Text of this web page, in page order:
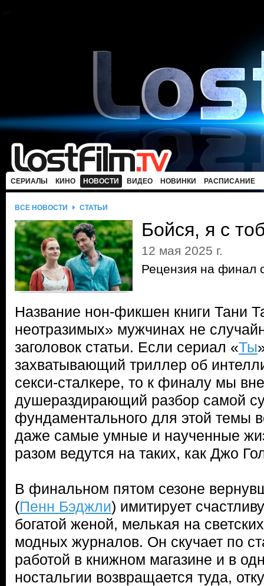
СЕРИАЛЫ КИНО НОВОСТИ ВИДЕО НОВИНКИ РАСПИСАНИЕ
ВСЕ НОВОСТИ СТАТЬИ
Бойся, я с
12 мая 2025 г.
Рецензия на финал
Название нон-фикшен книги Тани
неотразимых» мужчинах не
заголовок статьи. Если сериал «Ты
захватывающий триллер об
секси-сталкере, то к финалу мы
душераздирающий разбор самой
фундаментального для этой темы
даже самые умные и наученные
разом ведутся на таких, как Джо
В финальном пятом сезоне
(Пенн Бэджли) имитирует
богатой женой, мелькая на
модных журналов. Он скучает по
работой в книжном магазине и в
ностальгии возвращается туда,